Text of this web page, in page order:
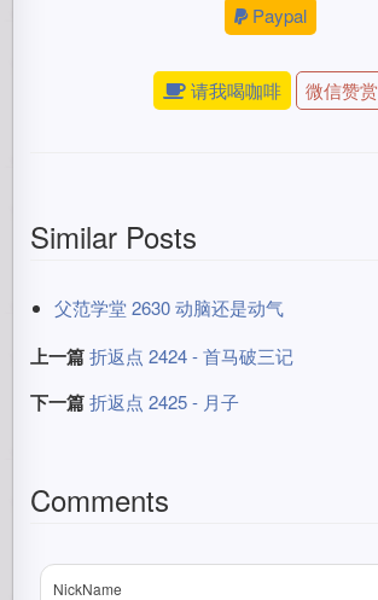
Paypal
请我喝咖啡 微信赞赏
Similar Posts
父范学堂 2630 动脑还是动气
上一篇 折返点 2424 - 首马破三记
下一篇 折返点 2425 - 月子
Comments
NickName